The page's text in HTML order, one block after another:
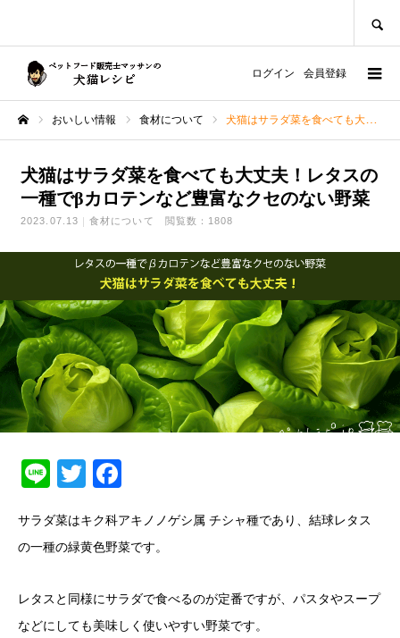
ログイン 会員登録
おいしい情報 食材について 犬猫はサラダ菜を食べても大丈夫！レタスの一種でβカロテンなど豊富なクセのない野菜
犬猫はサラダ菜を食べても大丈夫！レタスの
一種でβカロテンなど豊富なクセのない野菜
2023.07.13 食材について 閲覧数：1808
LineTwitter
サラダ菜はキク科アキノノゲシ属 チシャ種であり、結球レタス
の一種の緑黄色野菜です。
レタスと同様にサラダで食べるのが定番ですが、パスタやスープ
などにしても美味しく使いやすい野菜です。